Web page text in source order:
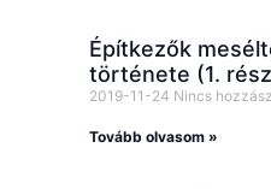
Építkezők
története (1.
2019-11-24 Nincs
Tovább olvasom »